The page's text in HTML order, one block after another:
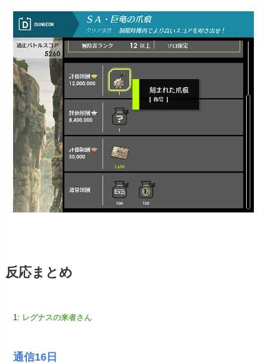
反応まとめ
1: レグナスの来者さん
通信16日